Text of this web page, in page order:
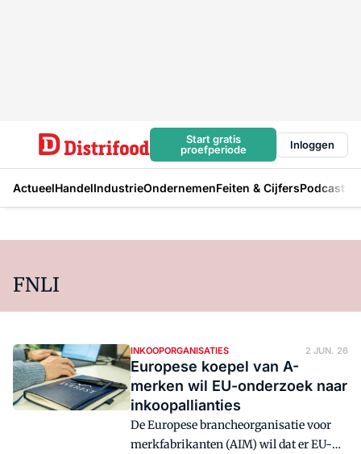
Start gratis
proefperiode
Inloggen
ActueelHandelIndustrieOndernemenFeiten & CijfersPodcast
FNLI
INKOOPORGANISATIES 2 JUN. 26
Europese koepel van A-
merken wil EU-onderzoek naar
inkoopallianties
De Europese brancheorganisatie voor
merkfabrikanten (AIM) wil dat er EU-